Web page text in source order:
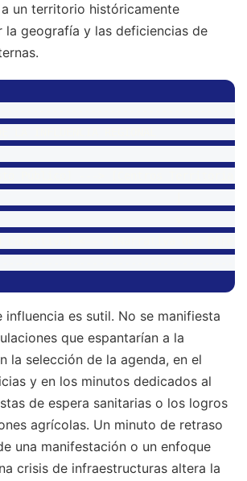
un territorio históricamente
la geografía y las deficiencias de
influencia es sutil. No se manifiesta
que espantarían a la
la selección de la agenda, en el
y en los minutos dedicados al
de espera sanitarias o los logros
agrícolas. Un minuto de retraso
una manifestación o un enfoque
crisis de infraestructuras altera la